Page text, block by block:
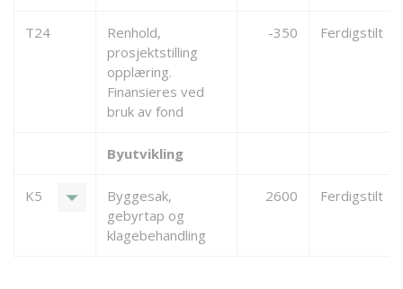
T24
Renhold,
prosjektstilling
opplæring.
Finansieres ved
bruk av fond
-350 Ferdigstilt
Byutvikling
K5 arrow_drop_down
Byggesak,
gebyrtap og
klagebehandling
2600 Ferdigstilt